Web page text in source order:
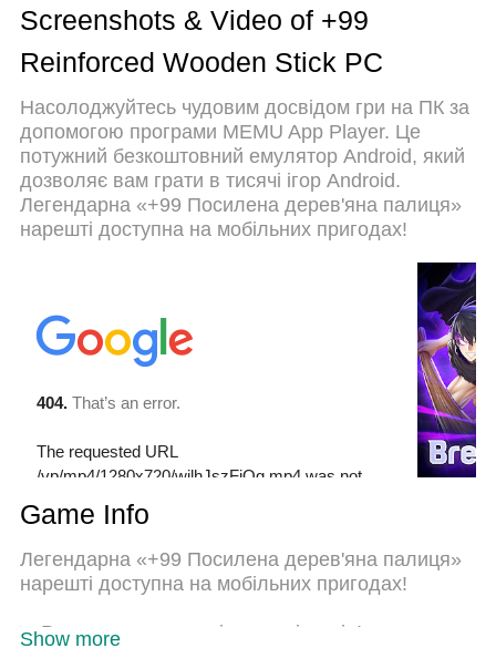
повний екран свого додатка за допомогою
клавіатури та миші. MEmu пропонує вам усі
дивовижні функції, які ви очікували: швидка
зрозумілі елементи керування, більше обмежень
від акумулятора, мобільних даних та тривожних
дзвінків. Новий MEmu 9 - найкращий вибір
використання +99 Reinforced Wooden Stick на
вашому комп’ютері. За допомогою нашого
поглинання менеджер із кількома примірниками
рахунків. І найголовніше, наш ексклюзивний
потенціал вашого ПК, зробити все гладким і
приємним.
Screenshots & Video of +99
Reinforced Wooden Stick PC
Насолоджуйтесь чудовим досвідом гри на ПК за
допомогою програми MEMU App Player. Це
потужний безкоштовний емулятор Android, який
дозволяє вам грати в тисячі ігор Android.
Легендарна «+99 Посилена дерев'яна палиця»
нарешті доступна на мобільних пригодах!
Game Info
Легендарна «+99 Посилена дерев'яна палиця»
нарешті доступна на мобільних пригодах!
▶ Розгортається оригінальна історія!
Show more